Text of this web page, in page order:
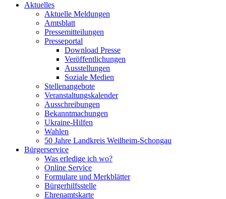
Aktuelles
Aktuelle Meldungen
Amtsblatt
Pressemitteilungen
Presseportal
Download Presse
Veröffentlichungen
Ausstellungen
Soziale Medien
Stellenangebote
Veranstaltungskalender
Ausschreibungen
Bekanntmachungen
Ukraine-Hilfen
Wahlen
50 Jahre Landkreis Weilheim-Schongau
Bürgerservice
Was erledige ich wo?
Online Service
Formulare und Merkblätter
Bürgerhilfsstelle
Ehrenamtskarte